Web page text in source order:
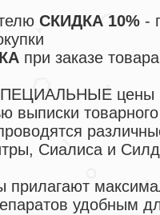
СКИДКА 10% -
при заказе
цены
выписки
Сиалиса и
удобным